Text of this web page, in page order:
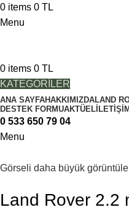
0 items 0 TL
Menu
0 items 0 TL
KATEGORİLER
ANA SAYFAHAKKIMIZDALAND
DESTEK FORMUAKTÜEL İLETIŞIM
0 533 650 79 04
Menu
Görseli daha büyük görüntüle
Land Rover 2.2